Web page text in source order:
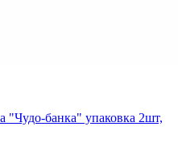
"Чудо-банка" упаковка 2шт,